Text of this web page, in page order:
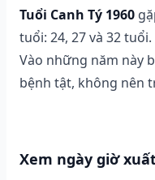
Tuổi Canh Tý 1960
tuổi: 24, 27 và 32 tuổi.
Vào những năm này
bệnh tật, không nên
Xem ngày giờ